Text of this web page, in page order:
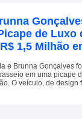
de Luxo
1,5 Milhão
e Brunna Gonçalves
em uma picape
O veículo, de design